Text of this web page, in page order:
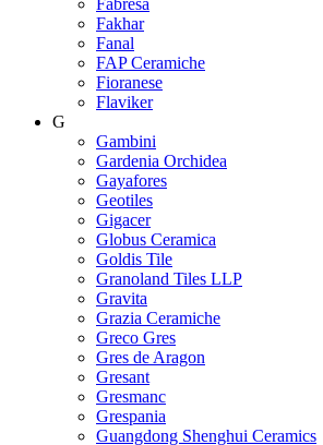
Fakhar
Fanal
FAP Ceramiche
Fioranese
Flaviker
G
Gambini
Gardenia Orchidea
Gayafores
Geotiles
Gigacer
Globus Ceramica
Goldis Tile
Granoland Tiles LLP
Gravita
Grazia Ceramiche
Greco Gres
Gres de Aragon
Gresant
Gresmanc
Grespania
Guangdong Shenghui Ceramics